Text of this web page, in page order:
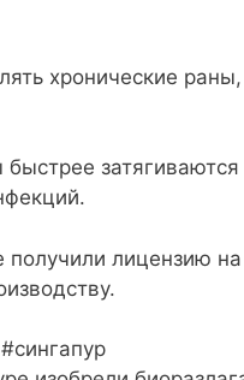
хронические
быстрее
лицензию